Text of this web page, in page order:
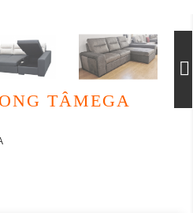
TÂMEGA